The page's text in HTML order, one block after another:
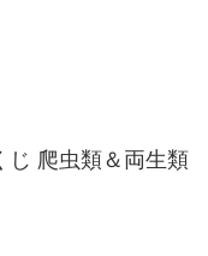
虫類＆両生類